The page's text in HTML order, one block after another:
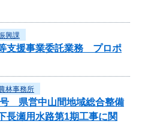
興課
支援事業委託業務 プロポ
林事務所
号 県営中山間地域総合整備
瀬用水路第1期工事に関